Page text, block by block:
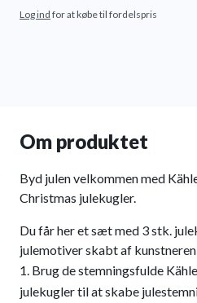
Log ind for at købe til fordelspris
Om produktet
Byd julen velkommen med
Christmas julekugler.
Du får her et sæt med 3 stk.
julemotiver skabt af
Brug de stemningsfulde
julekugler til at skabe